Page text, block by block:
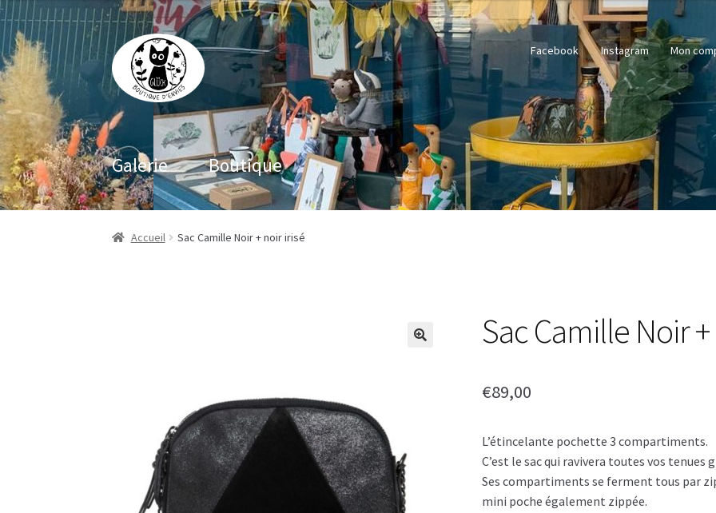
Aller
à
la
navigation
Aller
au
contenu
Facebook Instagram Mon
Galerie Boutique
Accueil Sac Camille Noir + noir irisé
Sac Camille Noir
€89,00
L’étincelante pochette 3 compartiments.
C’est le sac qui ravivera toutes vos tenues
Ses compartiments se ferment tous par
mini poche également zippée.